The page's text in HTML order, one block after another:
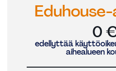
0
edellyttää
aihealueen